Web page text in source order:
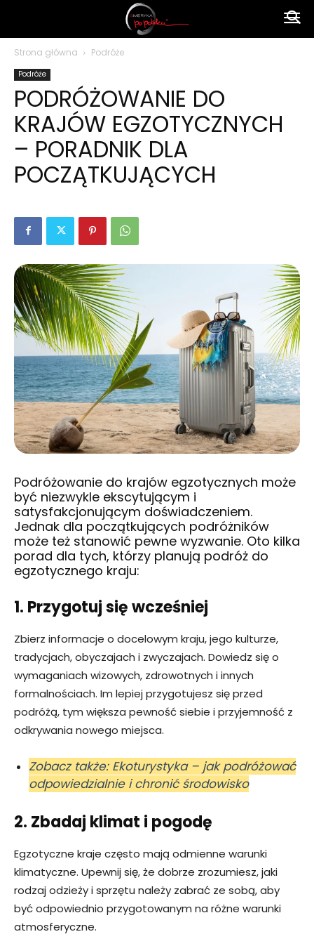
Strona główna Podróże
Podróże
PODRÓŻOWANIE DO
KRAJÓW EGZOTYCZNYCH
– PORADNIK DLA
POCZĄTKUJĄCYCH
Podróżowanie do krajów egzotycznych może
być niezwykle ekscytującym i
satysfakcjonującym doświadczeniem.
Jednak dla początkujących podróżników
może też stanowić pewne wyzwanie. Oto kilka
porad dla tych, którzy planują podróż do
egzotycznego kraju:
1. Przygotuj się wcześniej
Zbierz informacje o docelowym kraju, jego kulturze,
tradycjach, obyczajach i zwyczajach. Dowiedz się o
wymaganiach wizowych, zdrowotnych i innych
formalnościach. Im lepiej przygotujesz się przed
podróżą, tym większa pewność siebie i przyjemność z
odkrywania nowego miejsca.
Zobacz także: Ekoturystyka – jak podróżować
odpowiedzialnie i chronić środowisko
2. Zbadaj klimat i pogodę
Egzotyczne kraje często mają odmienne warunki
klimatyczne. Upewnij się, że dobrze zrozumiesz, jaki
rodzaj odzieży i sprzętu należy zabrać ze sobą, aby
być odpowiednio przygotowanym na różne warunki
atmosferyczne.